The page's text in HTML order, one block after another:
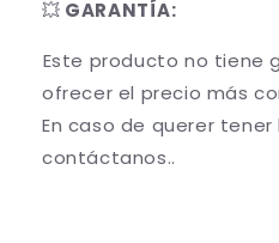
💥 GARANTÍA:
⁠Este producto no tiene
ofrecer el precio más
En caso de querer
contáctanos..